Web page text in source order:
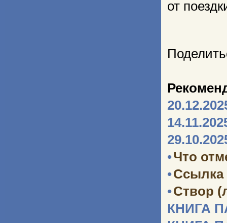
от
•Что
•Ссылка
•Створ
КНИГА